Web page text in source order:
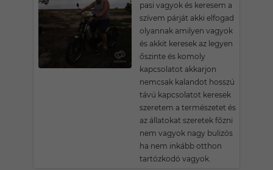
pasi vagyok és keresem a
szívem párját akki elfogad
olyannak amilyen vagyok
és akkit keresek az legyen
őszinte és komoly
kapcsolatot akkarjon
nemcsak kalandot hosszú
távú kapcsolatot keresek
szeretem a természetet és
az állatokat szeretek főzni
nem vagyok nagy bulizós
ha nem inkább otthon
tartózkodó vagyok.